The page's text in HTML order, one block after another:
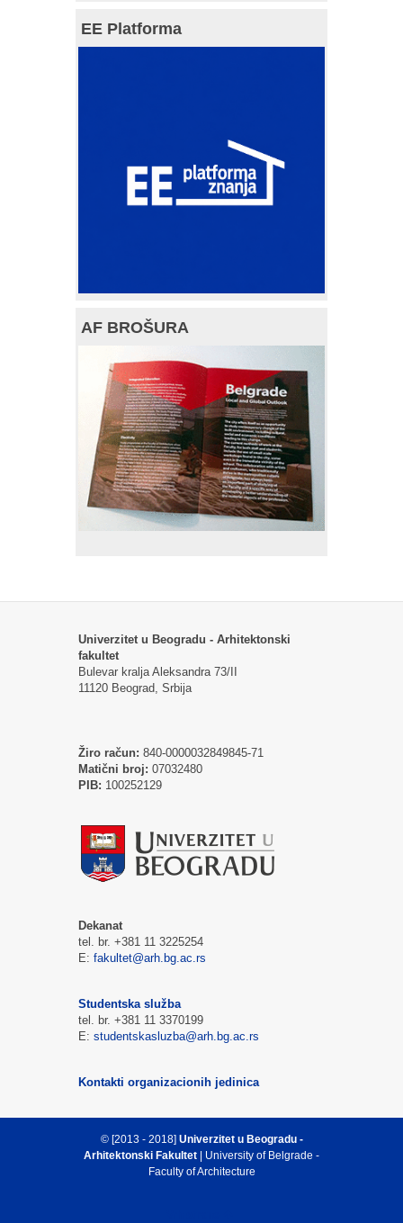
EE Platforma
AF BROŠURA
Univerzitet u Beogradu - Arhitektonski
fakultet
Bulevar kralja Aleksandra 73/II
11120 Beograd, Srbija
Žiro račun: 840-0000032849845-71
Matični broj: 07032480
PIB: 100252129
Dekanat
tel. br. +381 11 3225254
E: fakultet@arh.bg.ac.rs
Studentska služba
tel. br. +381 11 3370199
E: studentskasluzba@arh.bg.ac.rs
Kontakti organizacionih jedinica
© [2013 - 2018] Univerzitet u Beogradu -
Arhitektonski Fakultet | University of Belgrade -
Faculty of Architecture